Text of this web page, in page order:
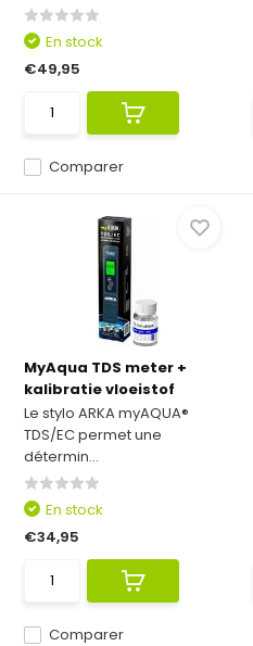
Comparer
En stock
€49,95
MyAqua TDS meter +
kalibratie vloeistof
Le stylo ARKA myAQUA®
TDS/EC permet une
détermin...
Comparer
En stock
€34,95